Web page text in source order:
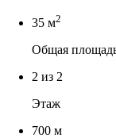
35 м2
Общая
2 из 2
Этаж
700 м